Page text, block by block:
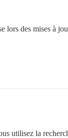
lors des mises à
utilisez la